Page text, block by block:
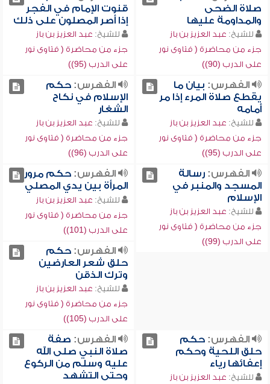
صلاة الضحى
والمداومة عليها
للشيخ: عبد العزيز بن باز
جزء من محاضرة ( فتاوى نور
على الدرب (90))
قنوت الإمام في الفجر
إذا أصر المصلون على ذلك
للشيخ: عبد العزيز بن باز
جزء من محاضرة ( فتاوى نور
على الدرب (95))
الفهرس: بيان ما
يقطع صلاة المرء إذا مر
أمامه
للشيخ: عبد العزيز بن باز
جزء من محاضرة ( فتاوى نور
على الدرب (95))
الفهرس:حكم
الإسلام في نكاح
الشغار
للشيخ: عبد العزيز بن باز
جزء من محاضرة ( فتاوى نور
على الدرب (96))
الفهرس:رسالة
المسجد والمنبر في
الإسلام
للشيخ: عبد العزيز بن باز
جزء من محاضرة ( فتاوى نور
على الدرب (99))
الفهرس:حكم مرور
المرأة بين يدي المصلي
للشيخ: عبد العزيز بن باز
جزء من محاضرة ( فتاوى نور
على الدرب (101))
الفهرس:حكم
حلق شعر العارضين
وترك الذقن
للشيخ: عبد العزيز بن باز
جزء من محاضرة ( فتاوى نور
على الدرب (105))
الفهرس:حكم
حلق اللحية وحكم
إعفائها رياء
للشيخ: عبد العزيز بن باز
الفهرس: صفة
صلاة النبي صلى الله
عليه وسلم من الركوع
وحتى التشهد